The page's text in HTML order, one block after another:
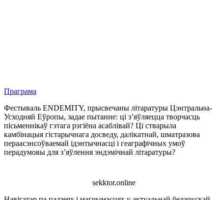
Праграма
Фестываль ENDEMITY, прысвечаны літаратуры Цэнтральна-
Усходняй Еўропы, задае пытанне: ці з’яўляецца творчасць
пісьменнікаў гэтага рэгіёна асаблівай? Ці стварыла
камбінацыя гістарычнага досведу, далікатнай, шматразова
пераасэнсоўваемай ідэнтычнасці і геаграфічных умоў
перадумовы для з’яўлення эндэмічнай літаратуры?
sekktor.online